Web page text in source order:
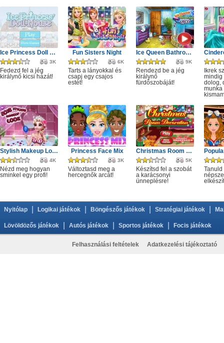
Ice Princess Doll House
3K
Fedezd fel a jég
királynő kicsi házát!
Fun Sisters Night
6K
Tarts a lányokkal és
csapj egy csajos
estét!
Ice Queen Bathroom Deco
9K
Rendezd be a jég
királynő
fürdőszobáját!
Ikrek
mindig
dolog,
munka
Stylish Makeup Look
4K
Nézd meg hogyan
sminkel egy profi!
Princess Face Mix
3K
Változtasd meg a
hercegnők arcát!
Christmas Room Decoration
5K
Készítsd fel a szobát
a karácsonyi
ünneplésre!
Tanuld
Nyitólap Logikai játékok Böngészős játékok Stratégiai játékok
Lövöldözős játékok Autós játékok Sportos játékok Focis játékok
Felhasználási feltételek Adatkezelési tájékoztató